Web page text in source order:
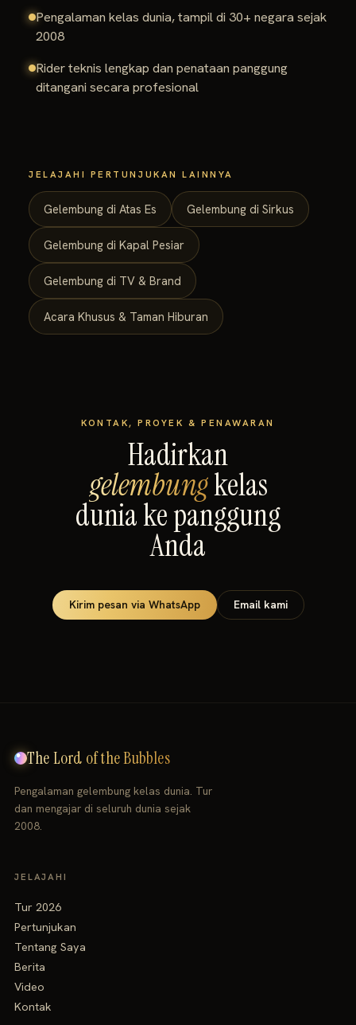
Pengalaman kelas dunia, tampil di 30+ negara sejak
2008
Rider teknis lengkap dan penataan panggung
ditangani secara profesional
JELAJAHI PERTUNJUKAN LAINNYA
Gelembung di Atas Es Gelembung di Sirkus
Gelembung di Kapal Pesiar
Gelembung di TV & Brand
Acara Khusus & Taman Hiburan
KONTAK, PROYEK & PENAWARAN
Hadirkan
gelembungkelas
dunia ke panggung
Anda
Kirim pesan via WhatsApp Email kami
The Lord of the Bubbles
Pengalaman gelembung kelas dunia. Tur
dan mengajar di seluruh dunia sejak
2008.
JELAJAHI
Tur 2026
Pertunjukan
Tentang Saya
Berita
Video
Kontak